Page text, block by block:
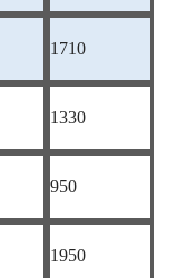
1710
1330
950
1950